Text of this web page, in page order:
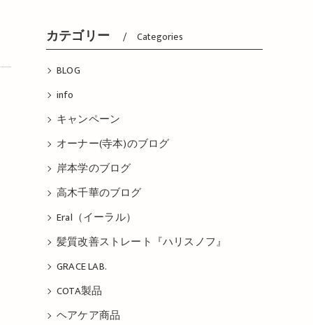
カテゴリー Categories
BLOG
info
キャンペーン
オーナー(寺本)のブログ
岸本学のブログ
高木千華のブログ
Eral（イーラル）
髪質改善ストレート『ハリスノフ』
GRACE LAB.
COTA製品
ヘアケア商品